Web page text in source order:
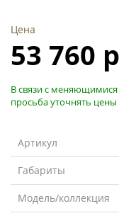
Цена
53 760
В связи с
просьба уточнять
Артикул
Габариты
Модель/коллекция